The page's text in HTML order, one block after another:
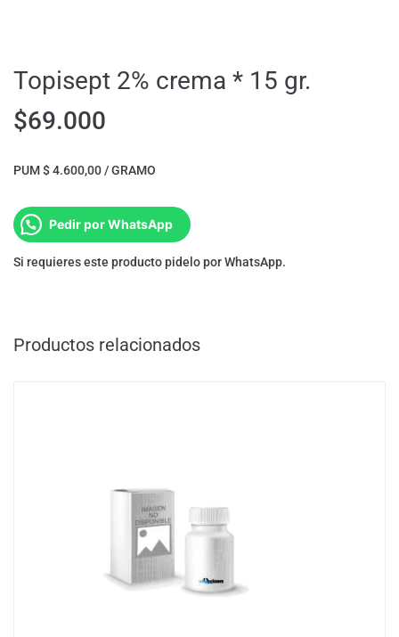
Topisept 2% crema * 15 gr.
$69.000
PUM $ 4.600,00 / GRAMO
Pedir por WhatsApp
Si requieres este producto pidelo por WhatsApp.
Productos relacionados